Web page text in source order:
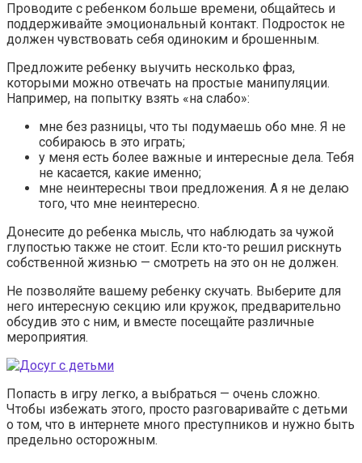
Проводите с ребенком больше времени, общайтесь и
поддерживайте эмоциональный контакт. Подросток не
должен чувствовать себя одиноким и брошенным.
Предложите ребенку выучить несколько фраз,
которыми можно отвечать на простые манипуляции.
Например, на попытку взять «на слабо»:
мне без разницы, что ты подумаешь обо мне. Я не
собираюсь в это играть;
у меня есть более важные и интересные дела. Тебя
не касается, какие именно;
мне неинтересны твои предложения. А я не делаю
того, что мне неинтересно.
Донесите до ребенка мысль, что наблюдать за чужой
глупостью также не стоит. Если кто-то решил рискнуть
собственной жизнью — смотреть на это он не должен.
Не позволяйте вашему ребенку скучать. Выберите для
него интересную секцию или кружок, предварительно
обсудив это с ним, и вместе посещайте различные
мероприятия.
Попасть в игру легко, а выбраться — очень сложно.
Чтобы избежать этого, просто разговаривайте с детьми
о том, что в интернете много преступников и нужно быть
предельно осторожным.